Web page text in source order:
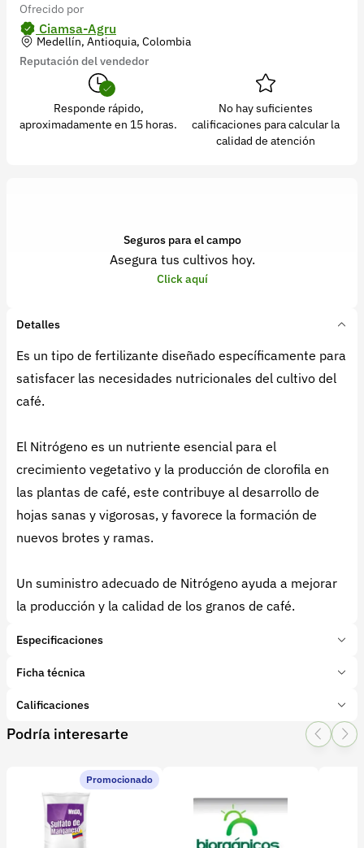
Ofrecido por
Ciamsa-Agru
Medellín, Antioquia, Colombia
Reputación del vendedor
Responde rápido,
aproximadamente en 15 horas.
No hay suficientes
calificaciones para calcular la
calidad de atención
Seguros para el campo
Asegura tus cultivos hoy.
Click aquí
Detalles
Es un tipo de fertilizante diseñado específicamente para
satisfacer las necesidades nutricionales del cultivo del
café.
El Nitrógeno es un nutriente esencial para el
crecimiento vegetativo y la producción de clorofila en
las plantas de café, este contribuye al desarrollo de
hojas sanas y vigorosas, y favorece la formación de
nuevos brotes y ramas.
Un suministro adecuado de Nitrógeno ayuda a mejorar
la producción y la calidad de los granos de café.
Especificaciones
Marca: Ciamsa
Tipo de producto:
Subcategoría:Complejos NPK
Ficha técnica
Calificaciones
1 Star
2 Star
3 Star4 Star
0 calificaciones
Podría interesarte
Promocionado